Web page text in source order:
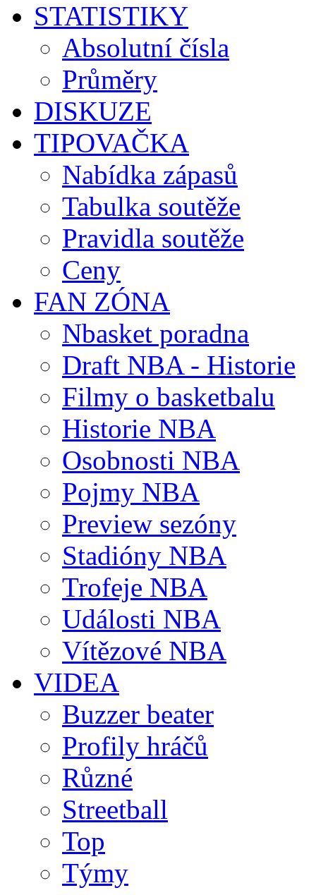
STATISTIKY
Absolutní čísla
Průměry
DISKUZE
TIPOVAČKA
Nabídka zápasů
Tabulka soutěže
Pravidla soutěže
Ceny
FAN ZÓNA
Nbasket poradna
Draft NBA - Historie
Filmy o basketbalu
Historie NBA
Osobnosti NBA
Pojmy NBA
Preview sezóny
Stadióny NBA
Trofeje NBA
Události NBA
Vítězové NBA
VIDEA
Buzzer beater
Profily hráčů
Různé
Streetball
Top
Týmy